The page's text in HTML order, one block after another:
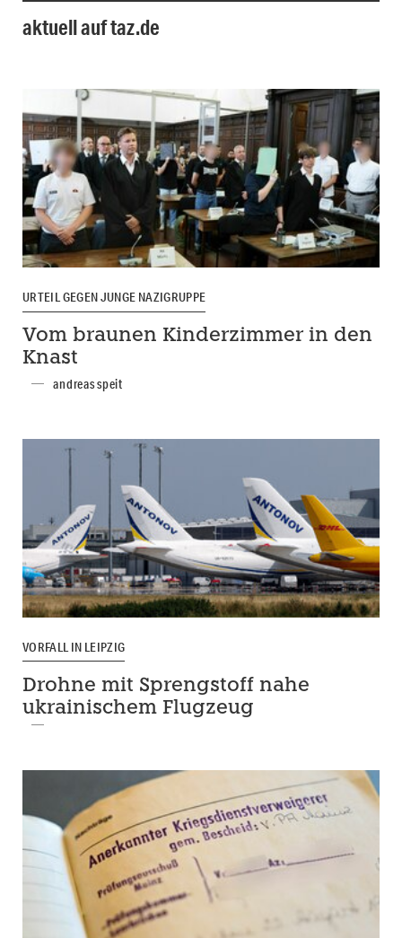
aktuell auf taz.de
URTEIL GEGEN JUNGE NAZIGRUPPE
Vom braunen Kinderzimmer in den
Knast
andreas speit
VORFALL IN LEIPZIG
Drohne mit Sprengstoff nahe
ukrainischem Flugzeug